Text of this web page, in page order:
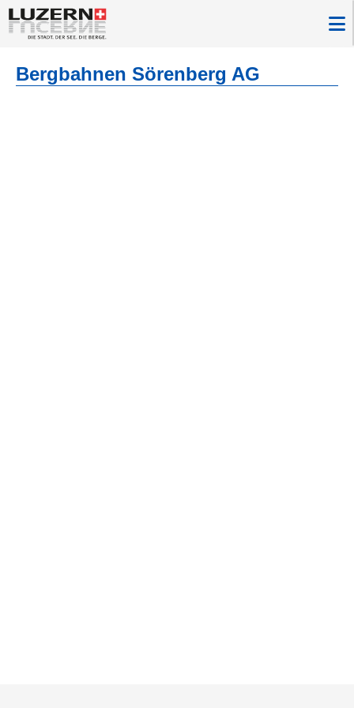
Bergbahnen Sörenberg AG